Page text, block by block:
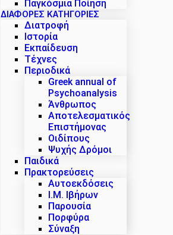
Παγκόσμια Ποίηση
ΔΙΑΦΟΡΕΣ ΚΑΤΗΓΟΡΙΕΣ
Διατροφή
Ιστορία
Εκπαίδευση
Τέχνες
Περιοδικά
Greek annual of
Psychoanalysis
Άνθρωπος
Αποτελεσματικός
Επιστήμονας
Οιδίπους
Ψυχής Δρόμοι
Παιδικά
Πρακτoρεύσεις
Αυτοεκδόσεις
Ι.Μ. Ιβήρων
Παρουσία
Πορφύρα
Σύναξη